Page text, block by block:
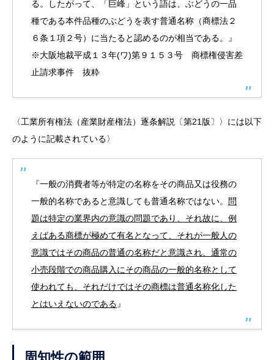
る。したがって、「巨峰」という語は、ぶどうの一品
種である本件品種のぶどうを表す普通名称（商標法２
６条１項２号）に当たると認めるのが相当である。』
※大阪地裁平成１３年(ワ)第９１５３号 商標権侵害差
止請求事件 抜粋
〈工業所有権法（産業財産権法）逐条解説〔第21版〕〉には以下
のように記載されている〉
『一般の消費者等が特定の名称をその商品又は役務の
一般的名称であると意識しても普通名称ではない。
問
題は特定の業界内の意識の問題であり、それ故に、例
えばある商標が極めて有名となって、それが一般人の
意識ではその商品の普通の名称だと意識され、通常の
小売段階での商品購入にその商品の一般的名称として
使われても、それだけではその商標は普通名称化した
とはいえないのである 』